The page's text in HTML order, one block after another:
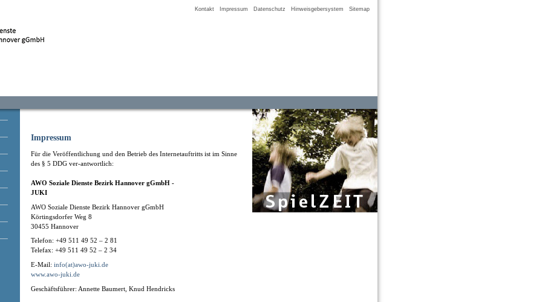
Kontakt Impressum Datenschutz Hinweisgebersystem Sitemap
Impressum
Für die Veröffentlichung und den Betrieb des Internetauftritts ist im Sinne
des § 5 DDG ver-antwortlich:
AWO Soziale Dienste Bezirk Hannover gGmbH -
JUKI
AWO Soziale Dienste Bezirk Hannover gGmbH
Körtingsdorfer Weg 8
30455 Hannover
Telefon: +49 511 49 52 – 2 81
Telefax: +49 511 49 52 – 2 34
E-Mail: info(at)awo-juki.de
www.awo-juki.de
Geschäftsführer: Annette Baumert, Knud Hendricks